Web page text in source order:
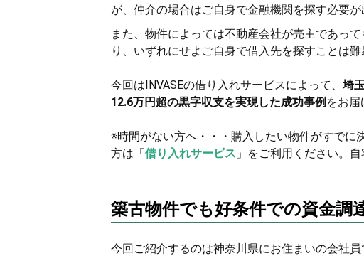
が、仲介の場合はご自身で金融機関を探す必要が
また、物件によっては不動産会社が売主であっ
り、いずれにせよご自身で借入先を探すことは難
今回はINVASEの借り入れサービスによって、 埼
12.6万円超の黒字収支を実現した成功事例 をお届
※時間がない方へ・・・購入したい物件がすで
方は「借り入れサービス 」をご利用ください。
築古物件でも好条件での資金調
今回ご紹介するのは神奈川県にお住まいの会社